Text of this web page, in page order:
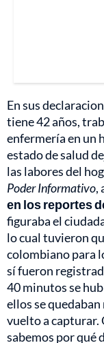
En sus
tiene 42 años,
enfermería en un
estado de salud
las labores del
Poder Informativo,
en los reportes
figuraba el
lo cual tuvieron
colombiano para
sí fueron
40 minutos se
ellos se
vuelto a capturar.
sabemos por qué